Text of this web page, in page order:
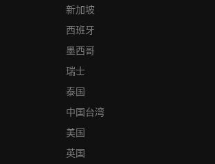
新加坡
西班牙
墨西哥
瑞士
泰国
中国台湾
美国
英国